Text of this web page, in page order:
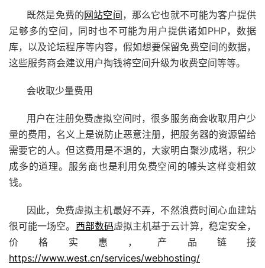
既然是免费的网站空间 ，那么它也就不可能为客户提供
足够多的空间，同时也不可能为用户提供诸如PHP，数据
库，以及论坛程序等内容，假如想要保留免费空间的数据，
这些服务商会建议用户掏钱将空间升级为收费空间等等。
会收取少量费用
用户在注册免费虚拟空间时，很多服务商会收取用户少
量的费用，名义上是说防止恶意注册，把服务器的资源留给
需要它的人。但这费用是不退的，大家明白聚沙成塔，积少
成多的道理。服务商也是利用免费空间的噱头这样变相敛
钱。
因此，免费虚拟主机最好不弄，不然浪费时间心血建站
很可能一场空。 西部数码虚拟主机基于云计算，稳定安全，
价格实惠，产品链接
https://www.west.cn/services/webhosting/